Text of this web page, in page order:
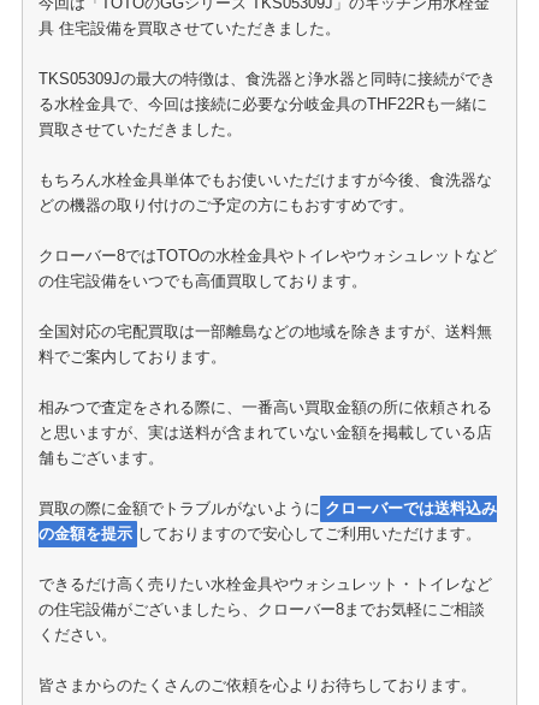
具 住宅設備を買取させていただきました。
TKS05309Jの最大の特徴は、食洗器と浄水器と同時に接続ができ
る水栓金具で、今回は接続に必要な分岐金具のTHF22Rも一緒に
買取させていただきました。
もちろん水栓金具単体でもお使いいただけますが今後、食洗器な
どの機器の取り付けのご予定の方にもおすすめです。
クローバー8ではTOTOの水栓金具やトイレやウォシュレットなど
の住宅設備をいつでも高価買取しております。
全国対応の宅配買取は一部離島などの地域を除きますが、送料無
料でご案内しております。
相みつで査定をされる際に、一番高い買取金額の所に依頼される
と思いますが、実は送料が含まれていない金額を掲載している店
舗もございます。
買取の際に金額でトラブルがないように クローバーでは送料込み
の金額を提示 しておりますので安心してご利用いただけます。
できるだけ高く売りたい水栓金具やウォシュレット・トイレなど
の住宅設備がございましたら、クローバー8までお気軽にご相談
ください。
皆さまからのたくさんのご依頼を心よりお待ちしております。